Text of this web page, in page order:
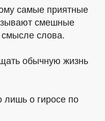
самые приятные
смешные
слова.
обычную жизнь
лишь о гиросе по